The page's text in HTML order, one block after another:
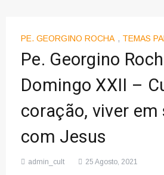
PE. GEORGINO ROCHA , TEMAS
Pe. Georgino
Domingo XXII –
coração, viver
com Jesus
admin_cult 25 Agosto, 2021